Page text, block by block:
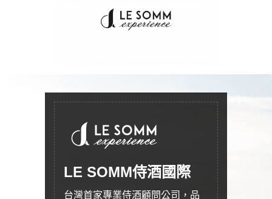
LE SOMM侍酒國際
台灣首家專業侍酒顧問公司，品